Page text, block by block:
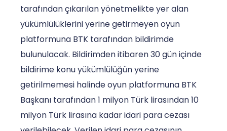
tarafından çıkarılan yönetmelikte yer alan
yükümlülüklerini yerine getirmeyen oyun
platformuna BTK tarafından bildirimde
bulunulacak. Bildirimden itibaren 30 gün içinde
bildirime konu yükümlülüğün yerine
getirilmemesi halinde oyun platformuna BTK
Başkanı tarafından 1 milyon Türk lirasından 10
milyon Türk lirasına kadar idari para cezası